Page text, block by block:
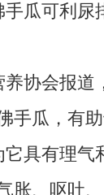
可利尿
会报道
手瓜，有助
有理气
胀、呕吐